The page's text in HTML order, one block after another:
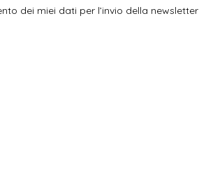
dei miei dati per l’invio della newsletter